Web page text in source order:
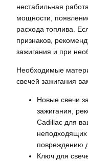
нестабильная
мощности,
расхода топлива.
признаков,
зажигания и при
Необходимые
свечей зажигания
Новые свечи
зажигания,
Cadillac для
неподходящих
повреждению
Ключ для